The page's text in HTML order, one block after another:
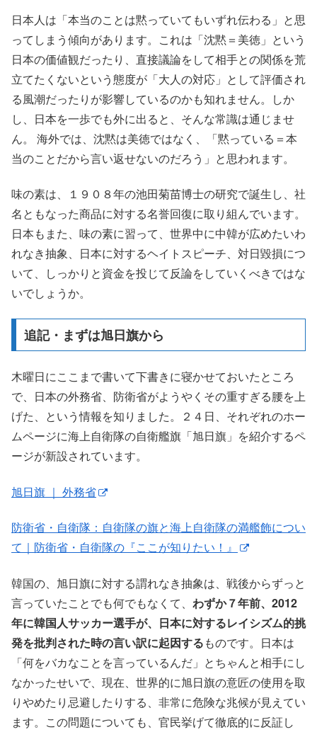
日本人は「本当のことは黙っていてもいずれ伝わる」と思
ってしまう傾向があります。これは「沈黙＝美徳」という
日本の価値観だったり、直接議論をして相手との関係を荒
立てたくないという態度が「大人の対応」として評価され
る風潮だったりが影響しているのかも知れません。しか
し、日本を一歩でも外に出ると、そんな常識は通じませ
ん。 海外では、沈黙は美徳ではなく、「黙っている＝本
当のことだから言い返せないのだろう」と思われます。
味の素は、１９０８年の池田菊苗博士の研究で誕生し、社
名ともなった商品に対する名誉回復に取り組んでいます。
日本もまた、味の素に習って、世界中に中韓が広めたいわ
れなき抽象、日本に対するヘイトスピーチ、対日毀損につ
いて、しっかりと資金を投じて反論をしていくべきではな
いでしょうか。
追記・まずは旭日旗から
木曜日にここまで書いて下書きに寝かせておいたところ
で、日本の外務省、防衛省がようやくその重すぎる腰を上
げた、という情報を知りました。２４日、それぞれのホー
ムページに海上自衛隊の自衛艦旗「旭日旗」を紹介するペ
ージが新設されています。
旭日旗 ｜ 外務省
防衛省・自衛隊：自衛隊の旗と海上自衛隊の満艦飾につい
て｜防衛省・自衛隊の『ここが知りたい！』
韓国の、旭日旗に対する謂れなき抽象は、戦後からずっと
言っていたことでも何でもなくて、 わずか７年前、2012
年に韓国人サッカー選手が、日本に対するレイシズム的挑
発を批判された時の言い訳に起因するものです。日本は
「何をバカなことを言っているんだ」とちゃんと相手にし
なかったせいで、現在、世界的に旭日旗の意匠の使用を取
りやめたり忌避したりする、非常に危険な兆候が見えてい
ます。この問題についても、官民挙げて徹底的に反証し